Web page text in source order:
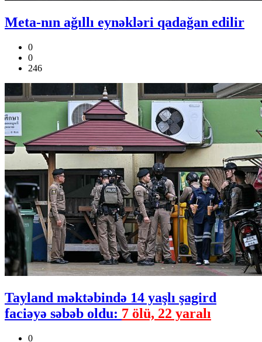
Meta-nın ağıllı eynəkləri qadağan edilir
0
0
246
Tayland məktəbində 14 yaşlı şagird
faciəyə səbəb oldu: 7 ölü, 22 yaralı
0